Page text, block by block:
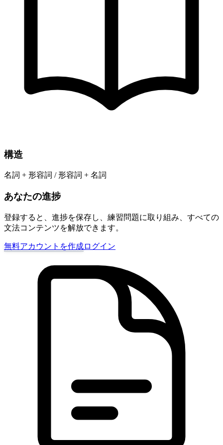
構造
名詞 + 形容詞 / 形容詞 + 名詞
あなたの進捗
登録すると、進捗を保存し、練習問題に取り組み、すべての
文法コンテンツを解放できます。
無料アカウントを作成ログイン